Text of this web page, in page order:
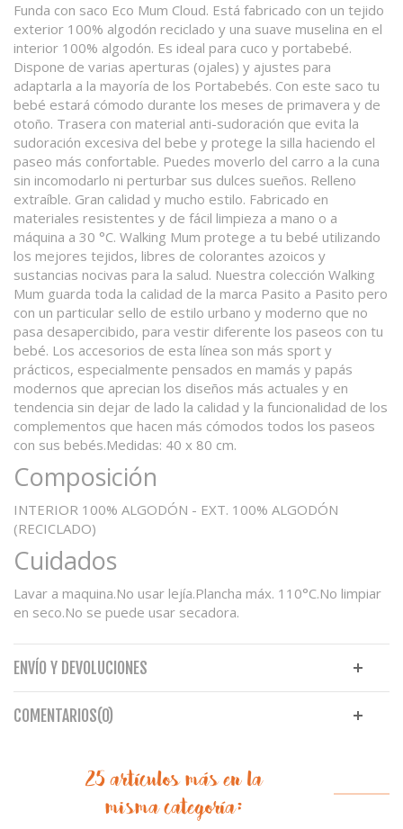
Funda con saco Eco Mum Cloud. Está fabricado con un tejido
exterior 100% algodón reciclado y una suave muselina en el
interior 100% algodón. Es ideal para cuco y portabebé.
Dispone de varias aperturas (ojales) y ajustes para
adaptarla a la mayoría de los Portabebés. Con este saco tu
bebé estará cómodo durante los meses de primavera y de
otoño. Trasera con material anti-sudoración que evita la
sudoración excesiva del bebe y protege la silla haciendo el
paseo más confortable. Puedes moverlo del carro a la cuna
sin incomodarlo ni perturbar sus dulces sueños. Relleno
extraíble. Gran calidad y mucho estilo. Fabricado en
materiales resistentes y de fácil limpieza a mano o a
máquina a 30 °C. Walking Mum protege a tu bebé utilizando
los mejores tejidos, libres de colorantes azoicos y
sustancias nocivas para la salud. Nuestra colección Walking
Mum guarda toda la calidad de la marca Pasito a Pasito pero
con un particular sello de estilo urbano y moderno que no
pasa desapercibido, para vestir diferente los paseos con tu
bebé. Los accesorios de esta línea son más sport y
prácticos, especialmente pensados en mamás y papás
modernos que aprecian los diseños más actuales y en
tendencia sin dejar de lado la calidad y la funcionalidad de los
complementos que hacen más cómodos todos los paseos
con sus bebés.Medidas: 40 x 80 cm.
Composición
INTERIOR 100% ALGODÓN - EXT. 100% ALGODÓN
(RECICLADO)
Cuidados
Lavar a maquina.No usar lejía.Plancha máx. 110°C.No limpiar
en seco.No se puede usar secadora.
ENVÍO Y DEVOLUCIONES
COMENTARIOS(0)
25 artículos más en la
misma categoría: